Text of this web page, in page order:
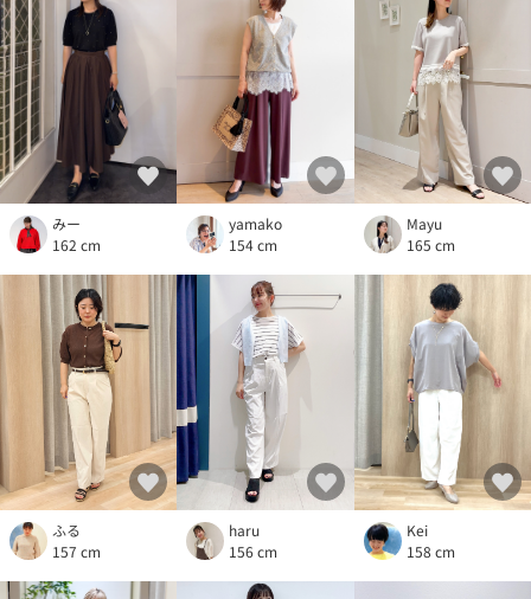
みー
162 cm
yamako
154 cm
Mayu
165 cm
ふる
157 cm
haru
156 cm
Kei
158 cm